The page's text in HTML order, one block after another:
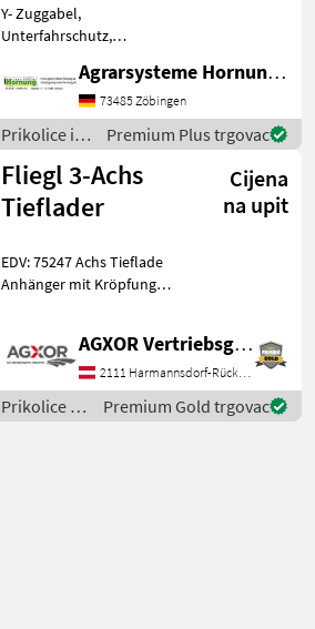
Y- Zuggabel,
Unterfahrschutz,
Laufsteg vorne. AHK, Tel.
07966 1324 oder e mail Ps
auch als 18 to und Tandem
Broj osovina: 2 osovine,
Klateć
Agrarsysteme Hornung GmbH & Co. KG
73485 Zöbingen
Prikolice i
transportna
vozila /
Metal-Fach
Premium Plus trgovac
Fliegl 3-Achs
Tieflader
Cijena
na upit
EDV: 75247 Achs Tieflade
Anhänger mit Kröpfung
Schweißkonstruktion
Drehschemel mit kräftigen
Kugeldrehkranz Heckabstüt
AGXOR Vertriebsgesellschaft Ost GmbH
2111 Harmannsdorf-Rückersdorf
Prikolice i
transportna
Premium Gold trgovac